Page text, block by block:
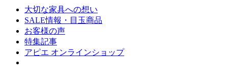
大切な家具への想い
SALE情報・目玉商品
お客様の声
特集記事
アピエ オンラインショップ